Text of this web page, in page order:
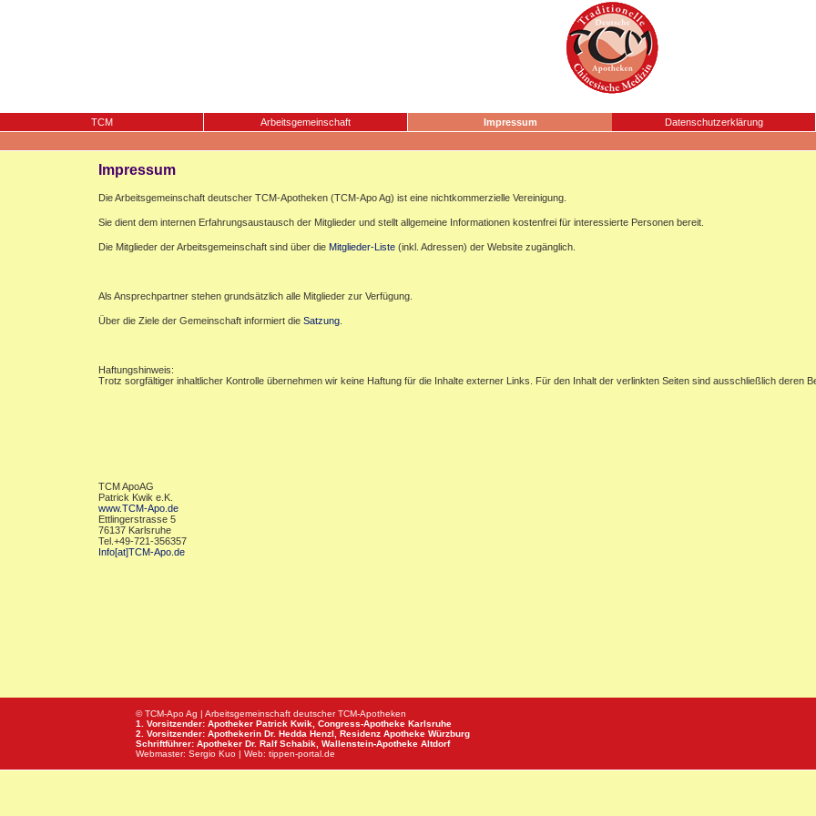
TCM Arbeitsgemeinschaft Impressum Datenschutzerklärung
Impressum
Die Arbeitsgemeinschaft deutscher TCM-Apotheken (TCM-Apo Ag) ist eine nichtkommerzielle Vereinigung.
Sie dient dem internen Erfahrungsaustausch der Mitglieder und stellt allgemeine Informationen kostenfrei für interessierte Personen bereit.
Die Mitglieder der Arbeitsgemeinschaft sind über die Mitglieder-Liste (inkl. Adressen) der Website zugänglich.
Als Ansprechpartner stehen grundsätzlich alle Mitglieder zur Verfügung.
Über die Ziele der Gemeinschaft informiert die Satzung
Haftungshinweis:
Trotz sorgfältiger inhaltlicher Kontrolle übernehmen wir keine Haftung für die Inhalte externer Links. Für den Inhalt der verlinkten Seiten sind ausschließlich deren
TCM ApoAG
Patrick Kwik e.K.
www.TCM-Apo.de
Ettlingerstrasse 5
76137 Karlsruhe
Tel.+49-721-356357
Info[at]TCM-Apo.de
© TCM-Apo Ag | Arbeitsgemeinschaft deutscher TCM-Apotheken
1. Vorsitzender: Apotheker Patrick Kwik, Congress-Apotheke Karlsruhe
2. Vorsitzender: Apothekerin Dr. Hedda Henzl, Residenz Apotheke Würzburg
Schriftführer: Apotheker Dr. Ralf Schabik, Wallenstein-Apotheke Altdorf
Webmaster: Sergio Kuo | Web: tippen-portal.de